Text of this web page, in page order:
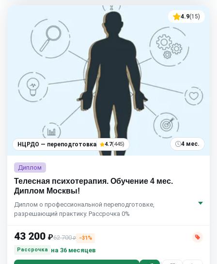
4.9(15)
НЦРДО — переподготовка 4.7(445) 4 мес.
Диплом
Телесная психотерапия. Обучение 4 мес.
Диплом Москвы!
Диплом о профессиональной переподготовке,
разрешающий практику. Рассрочка 0%
43 200 ₽62 700₽
−31%
Рассрочка
на 36 месяцев